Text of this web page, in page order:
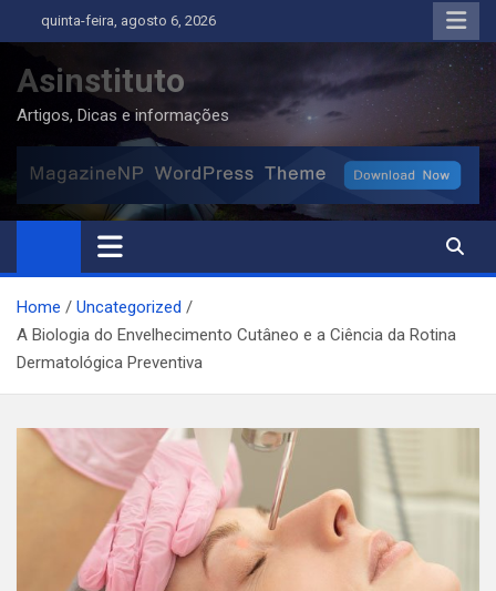
to
content
quinta-feira, agosto 6, 2026
Asinstituto
Artigos, Dicas e informações
Home
Uncategorized
A Biologia do Envelhecimento Cutâneo e a Ciência da Rotina
Dermatológica Preventiva